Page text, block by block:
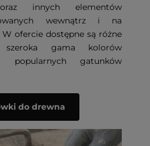
innych elementów
wewnątrz i na
ofercie dostępne są różne
szeroka gama kolorów
popularnych gatunków
do drewna